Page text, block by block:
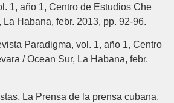
1, año 1, Centro de Estudios Che
La Habana, febr. 2013, pp. 92-96.
Paradigma, vol. 1, año 1, Centro
/ Ocean Sur, La Habana, febr.
La Prensa de la prensa cubana.